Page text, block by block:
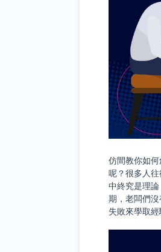
仿間教你如
呢？很多人
中終究是理
期，老闆們
失敗來學取